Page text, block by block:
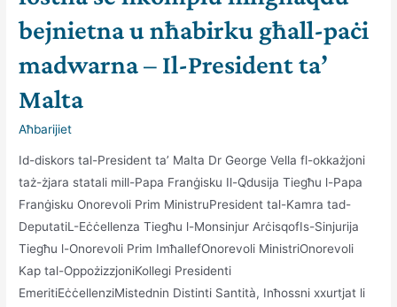
iż-
żjara
appostolika
s-
Sibt
bejnietna u nħabirku għall-paċi
madwarna – Il-President ta’
Malta
Aħbarijiet
Id-diskors tal-President ta’ Malta Dr George Vella fl-okkażjoni
taż-żjara statali mill-Papa Franġisku Il-Qdusija Tiegħu l-Papa
Franġisku Onorevoli Prim MinistruPresident tal-Kamra tad-
DeputatiL-Eċċellenza Tiegħu l-Monsinjur ArċisqofIs-Sinjurija
Tiegħu l-Onorevoli Prim ImħallefOnorevoli MinistriOnorevoli
Kap tal-OppożizzjoniKollegi Presidenti
EmeritiEċċellenziMistednin Distinti Santità, Inħossni xxurtjat li